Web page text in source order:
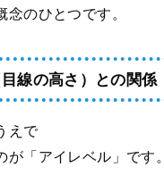
念のひとつです。
線の高さ）との関係
えで
が「アイレベル」です。